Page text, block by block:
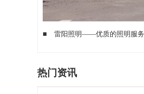
■ 雷阳照明——优质的照明服
热门资讯